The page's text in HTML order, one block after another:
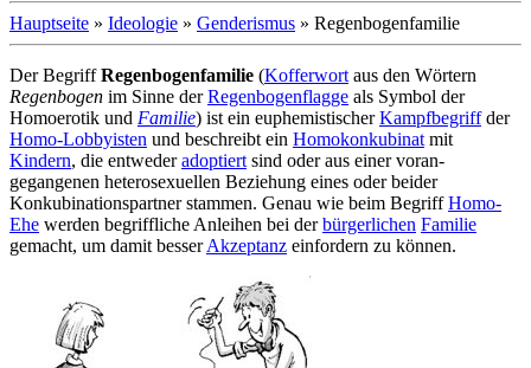
Hauptseite » Ideologie » Genderismus » Regenbogenfamilie
Der BegriffRegenbogenfamilie (Kofferwort aus den Wörtern
Regenbogen im Sinne derRegenbogenflagge als Symbol der
Homoerotik und Familie) ist ein euphemistischerKampfbegriffder
Homo-Lobbyisten und beschreibt ein Homokonkubinat mit
Kindern, die entwederadoptiert sind oder aus einer voran­
gegangenen hetero­sexuellen Beziehung eines oder beider
Konkubinations­partner stammen. Genau wie beim BegriffHomo-
Ehe werden begriffliche Anleihen bei derbürgerlichen Familie
gemacht, um damit besserAkzeptanz einfordern zu können.